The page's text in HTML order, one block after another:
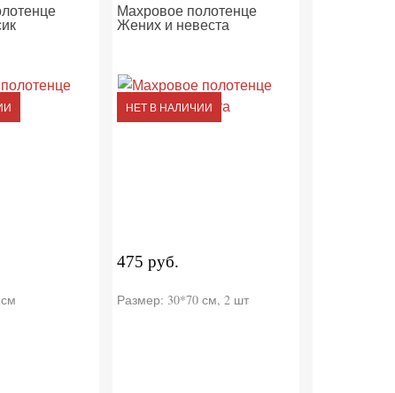
Махровое полотенце
Жених и невеста
НЕТ В НАЛИЧИИ
475 руб.
Размер: 30*70 см, 2 шт